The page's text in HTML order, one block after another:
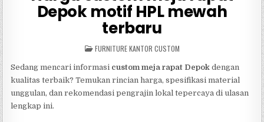
Depok motif HPL mewah
terbaru
POSTED
IN
FURNITURE KANTOR CUSTOM
Sedang mencari informasi custom meja rapat Depok dengan
kualitas terbaik? Temukan rincian harga, spesifikasi material
unggulan, dan rekomendasi pengrajin lokal tepercaya di ulasan
lengkap ini.